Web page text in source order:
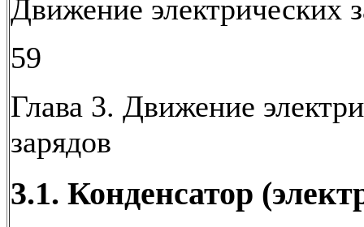
Движение электрических
59
Глава 3. Движение
зарядов
3.1. Конденсатор